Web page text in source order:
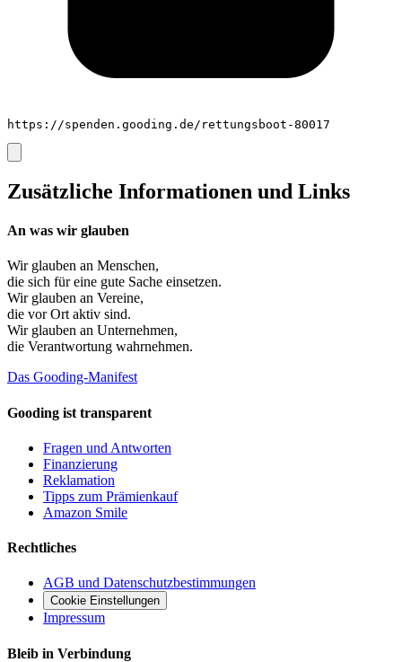
https://spenden.gooding.de/rettungsboot-80017
Zusätzliche Informationen und Links
An was wir glauben
Wir glauben an Menschen,
die sich für eine gute Sache einsetzen.
Wir glauben an Vereine,
die vor Ort aktiv sind.
Wir glauben an Unternehmen,
die Verantwortung wahrnehmen.
Das Gooding-Manifest
Gooding ist transparent
Fragen und Antworten
Finanzierung
Reklamation
Tipps zum Prämienkauf
Amazon Smile
Rechtliches
AGB und Datenschutzbestimmungen
Cookie Einstellungen
Impressum
Bleib in Verbindung